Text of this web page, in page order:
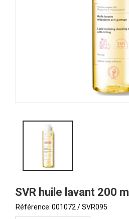
SVR huile lavant 200 ml
Référence:001072 / SVR095